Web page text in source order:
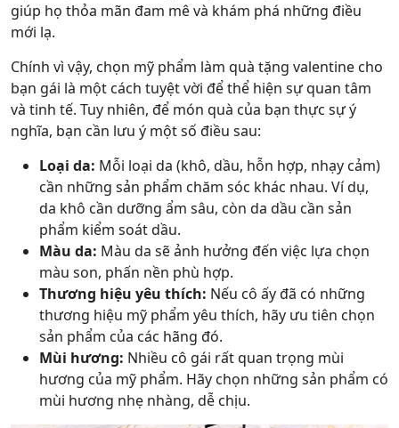
giúp họ thỏa mãn đam mê và khám phá những điều
mới lạ.
Chính vì vậy, chọn mỹ phẩm làm quà tặng valentine cho
bạn gái là một cách tuyệt vời để thể hiện sự quan tâm
và tinh tế. Tuy nhiên, để món quà của bạn thực sự ý
nghĩa, bạn cần lưu ý một số điều sau:
Loại da: Mỗi loại da (khô, dầu, hỗn hợp, nhạy cảm)
cần những sản phẩm chăm sóc khác nhau. Ví dụ,
da khô cần dưỡng ẩm sâu, còn da dầu cần sản
phẩm kiểm soát dầu.
Màu da: Màu da sẽ ảnh hưởng đến việc lựa chọn
màu son, phấn nền phù hợp.
Thương hiệu yêu thích: Nếu cô ấy đã có những
thương hiệu mỹ phẩm yêu thích, hãy ưu tiên chọn
sản phẩm của các hãng đó.
Mùi hương: Nhiều cô gái rất quan trọng mùi
hương của mỹ phẩm. Hãy chọn những sản phẩm có
mùi hương nhẹ nhàng, dễ chịu.